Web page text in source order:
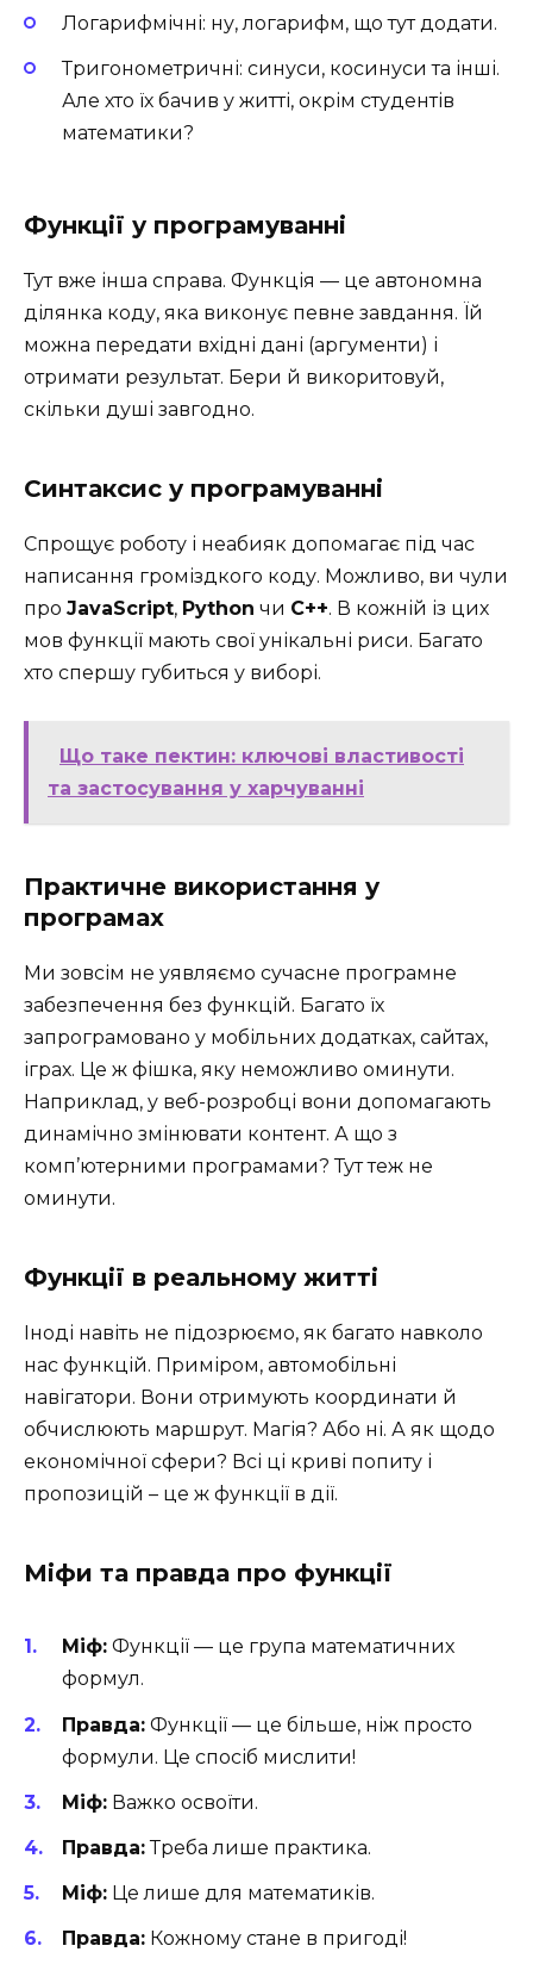
Логарифмічні: ну, логарифм, що тут додати.
Тригонометричні: синуси, косинуси та інші.
Але хто їх бачив у житті, окрім студентів
математики?
Функції у програмуванні
Тут вже інша справа. Функція — це автономна
ділянка коду, яка виконує певне завдання. Їй
можна передати вхідні дані (аргументи) і
отримати результат. Бери й викоритовуй,
скільки душі завгодно.
Синтаксис у програмуванні
Спрощує роботу і неабияк допомагає під час
написання громіздкого коду. Можливо, ви чули
про JavaScript, Python чи C++. В кожній із цих
мов функції мають свої унікальні риси. Багато
хто спершу губиться у виборі.
Що таке пектин: ключові властивості
та застосування у харчуванні
Практичне використання у
програмах
Ми зовсім не уявляємо сучасне програмне
забезпечення без функцій. Багато їх
запрограмовано у мобільних додатках, сайтах,
іграх. Це ж фішка, яку неможливо оминути.
Наприклад, у веб-розробці вони допомагають
динамічно змінювати контент. А що з
комп’ютерними програмами? Тут теж не
оминути.
Функції в реальному житті
Іноді навіть не підозрюємо, як багато навколо
нас функцій. Приміром, автомобільні
навігатори. Вони отримують координати й
обчислюють маршрут. Магія? Або ні. А як щодо
економічної сфери? Всі ці криві попиту і
пропозицій – це ж функції в дії.
Міфи та правда про функції
Міф: Функції — це група математичних
формул.
Правда: Функції — це більше, ніж просто
формули. Це спосіб мислити!
Міф: Важко освоїти.
Правда:Треба лише практика.
Міф: Це лише для математиків.
Правда: Кожному стане в пригоді!